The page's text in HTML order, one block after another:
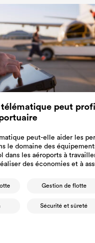
peut
peut-elle aider les
le domaine des
dans les aéroports à
des économies et à
Gestion de flotte
Sécurité et sûreté
plus